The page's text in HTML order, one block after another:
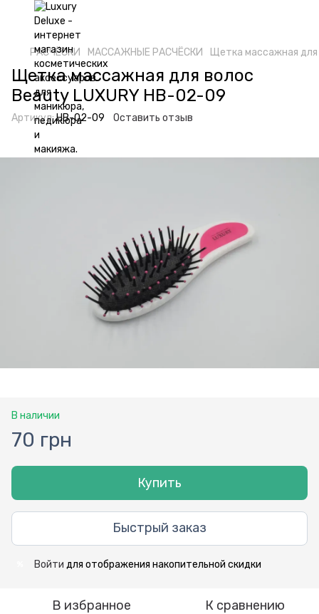
РАСЧËСКИ МАССАЖНЫЕ РАСЧËСКИ Щетка массажная
Щетка массажная для волос
Beauty LUXURY HB-02-09
Артикул:HB-02-09 Оставить отзыв
В наличии
70 грн
Купить
Быстрый заказ
Войти для отображения накопительной скидки
В избранное К сравнению